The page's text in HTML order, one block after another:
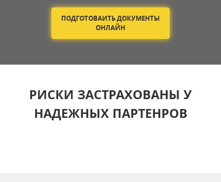
ПОДГОТОВАИТЬ ДОКУМЕНТЫ
ОНЛАЙН
РИСКИ ЗАСТРАХОВАНЫ У
НАДЕЖНЫХ ПАРТЕНРОВ